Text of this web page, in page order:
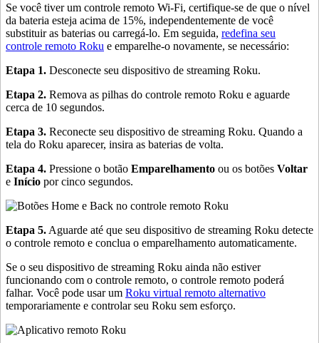
Se você tiver um controle remoto Wi-Fi, certifique-se de que o nível
da bateria esteja acima de 15%, independentemente de você
substituir as baterias ou carregá-lo. Em seguida, redefina seu
controle remoto Roku e emparelhe-o novamente, se necessário:
Etapa 1. Desconecte seu dispositivo de streaming Roku.
Etapa 2. Remova as pilhas do controle remoto Roku e aguarde
cerca de 10 segundos.
Etapa 3. Reconecte seu dispositivo de streaming Roku. Quando a
tela do Roku aparecer, insira as baterias de volta.
Etapa 4. Pressione o botão Emparelhamento ou os botões Voltar
e Início por cinco segundos.
Etapa 5. Aguarde até que seu dispositivo de streaming Roku detecte
o controle remoto e conclua o emparelhamento automaticamente.
Se o seu dispositivo de streaming Roku ainda não estiver
funcionando com o controle remoto, o controle remoto poderá
falhar. Você pode usar um Roku virtual remoto alternativo
temporariamente e controlar seu Roku sem esforço.